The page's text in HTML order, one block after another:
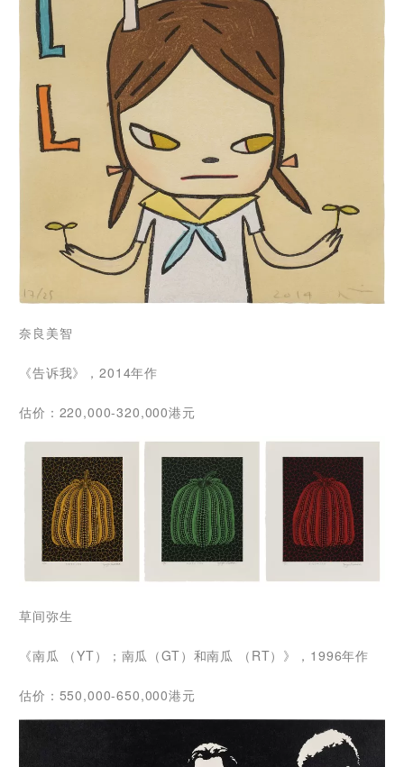
奈良美智
《告诉我》，2014年作
估价：220,000-320,000港元
草间弥生
《南瓜 （YT）；南瓜（GT）和南瓜 （RT）》，1996年作
估价：550,000-650,000港元